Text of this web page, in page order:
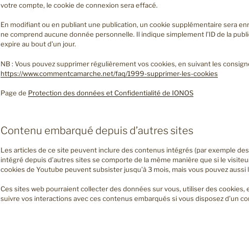
votre compte, le cookie de connexion sera effacé.
En modifiant ou en publiant une publication, un cookie supplémentaire sera
ne comprend aucune donnée personnelle. Il indique simplement l’ID de la
expire au bout d’un jour.
NB : Vous pouvez supprimer régulièrement vos cookies, en suivant les
https://www.commentcamarche.net/faq/1999-supprimer-les-cookies
Page de Protection des données et Confidentialité de IONOS
Contenu embarqué depuis d’autres sites
Les articles de ce site peuvent inclure des contenus intégrés (par exemple
intégré depuis d’autres sites se comporte de la même manière que si le
cookies de Youtube peuvent subsister jusqu’à 3 mois, mais vous pouvez aussi
Ces sites web pourraient collecter des données sur vous, utiliser des cookies,
suivre vos interactions avec ces contenus embarqués si vous disposez d’un